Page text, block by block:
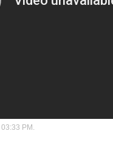
03:33 PM .